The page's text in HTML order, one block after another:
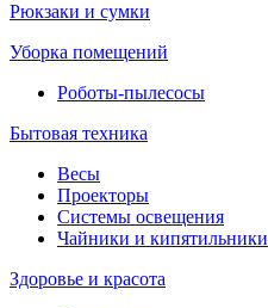
Рюкзаки и сумки
Уборка помещений
Роботы-пылесосы
Бытовая техника
Весы
Проекторы
Системы освещения
Чайники и кипятильники
Здоровье и красота